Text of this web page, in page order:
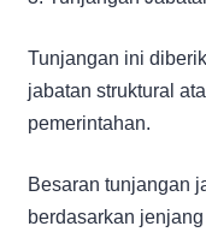
Tunjangan ini
jabatan struktural
pemerintahan.
Besaran tunjangan
berdasarkan